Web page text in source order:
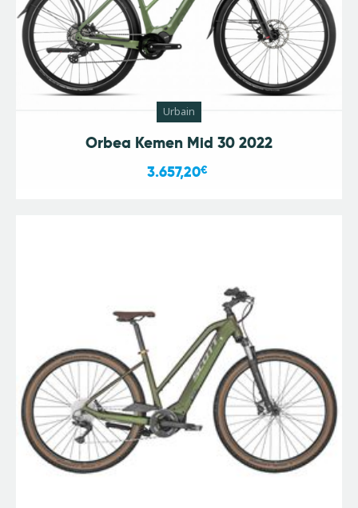
Urbain
Orbea Kemen Mid 30 2022
3.657,20€